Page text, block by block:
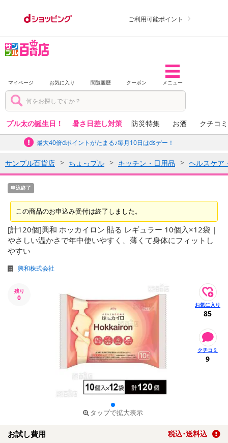
ご利用可能ポイント
マイページ お気に入り 閲覧履歴 クーポン メニュー
プル太の誕生日！ 暑さ日差し対策 防災特集 お酒 クチコ
最大40倍dポイントがたまる♪毎月10日はdsデー！
サンプル百貨店 ちょっプル キッチン・日用品 ヘルスケア
申込終了
この商品のお申込み受付は終了しました。
[計120個]興和 ホッカイロン 貼る レギュラー 10個入×12袋 |
やさしい温かさで年中使いやすく、薄くて身体にフィットし
やすい
興和株式会社
残り
0
タップで拡大表示
85
9
お試し費用 税込･送料込